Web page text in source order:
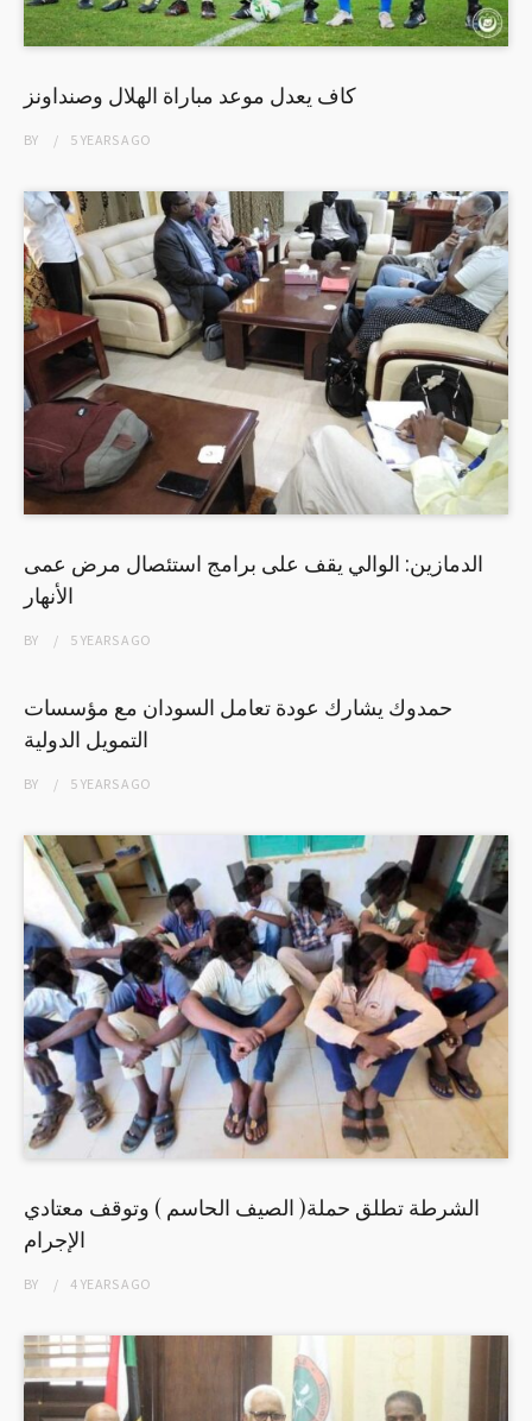
كاف يعدل موعد مباراة الهلال وصنداونز
BY 5 YEARSAGO
الدمازين: الوالي يقف على برامج استئصال مرض عمى
الأنهار
BY 5 YEARSAGO
حمدوك يشارك عودة تعامل السودان مع مؤسسات
التمويل الدولية
BY 5 YEARSAGO
الشرطة تطلق حملة( الصيف الحاسم ) وتوقف معتادي
الإجرام
BY 4 YEARSAGO